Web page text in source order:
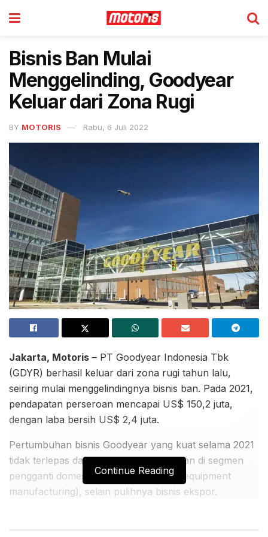
Bisnis Ban Mulai
Menggelinding, Goodyear
Keluar dari Zona Rugi
BY MOTORIS Rabu, 6 Juli 2022
Jakarta, Motoris – PT Goodyear Indonesia Tbk
(GDYR) berhasil keluar dari zona rugi tahun lalu,
seiring mulai menggelindingnya bisnis ban. Pada 2021,
pendapatan perseroan mencapai US$ 150,2 juta,
dengan laba bersih US$ 2,4 juta.
Pertumbuhan bisnis Goodyear yang kuat selama 2021
tidak terlepas dari peningkatan penjualan di segmen
pengganti domestik dan OEM (original equipment
manufacturing), selain pulihnya bisnis ekspor.
Continue Reading